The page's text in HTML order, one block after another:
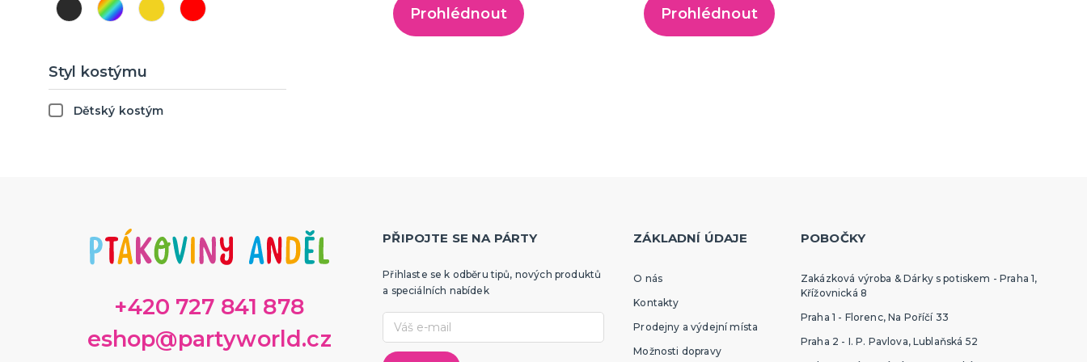
Styl kostýmu
Dětský kostým
Prohlédnout Prohlédnout
+420 727 841 878
eshop@partyworld.cz
PŘIPOJTE SE NA PÁRTY
Přihlaste se k odběru tipů, nových produktů
a speciálních nabídek
ZÁKLADNÍ ÚDAJE
O nás
Kontakty
Prodejny a výdejní místa
Možnosti dopravy
POBOČKY
Zakázková výroba & Dárky s potiskem - Praha 1,
Křížovnická 8
Praha 1 - Florenc, Na Poříčí 33
Praha 2 - I. P. Pavlova, Lublaňská 52